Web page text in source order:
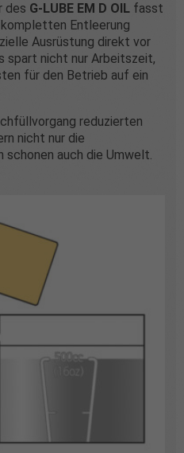
des G‑LUBE EM D OIL fasst
Entleerung
Ausrüstung direkt vor
spart nicht nur Arbeitszeit,
für den Betrieb auf ein
reduzierten
nicht nur die
schonen auch die Umwelt.